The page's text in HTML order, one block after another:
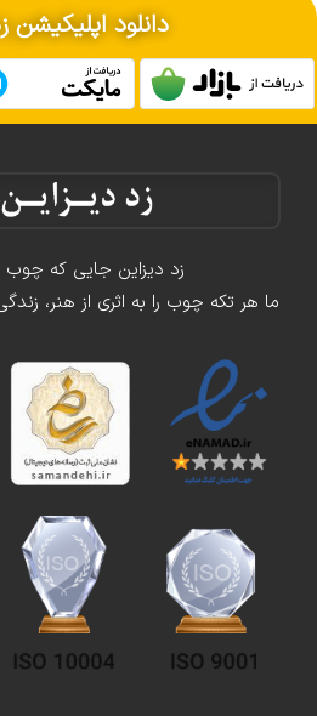
دانلود اپلیکیشن
زد دیزاین جایی که
ما هر تکه چوب را به اثری از هنر،